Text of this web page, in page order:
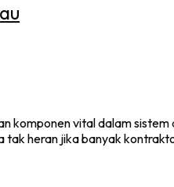
komponen vital dalam
tak heran jika banyak